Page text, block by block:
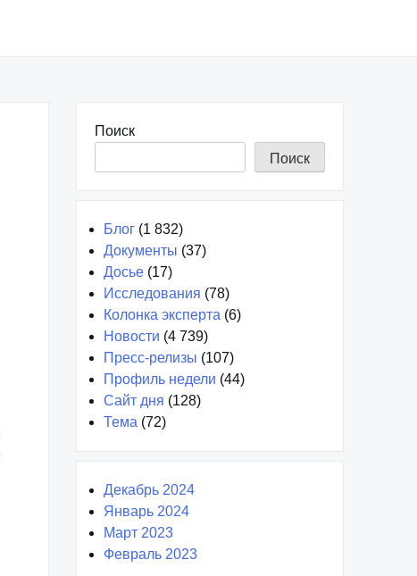
Поиск
Поиск
Блог (1 832)
Документы (37)
Досье (17)
Исследования (78)
Колонка эксперта (6)
Новости (4 739)
Пресс-релизы (107)
Профиль недели (44)
Сайт дня (128)
Тема (72)
Декабрь 2024
Январь 2024
Март 2023
Февраль 2023